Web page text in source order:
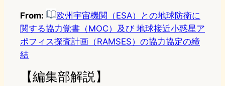
From:
欧州宇宙機関（ESA）との地球防衛に
関する協力覚書（MOC）及び 地球接近小惑星ア
ポフィス探査計画（RAMSES）の協力協定の締
結
【編集部解説】